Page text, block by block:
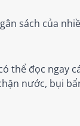
sách của
thể đọc ngay
nước, bụi